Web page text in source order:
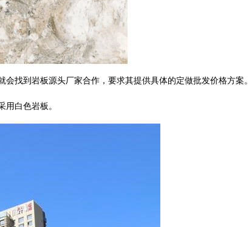
找到岩板源头厂家合作，要求其提供具体的定做批发价格方案。
白色岩板。